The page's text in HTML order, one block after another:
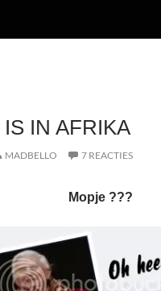
IN AFRIKA
MADBELLO 7 REACTIES
Mopje ???